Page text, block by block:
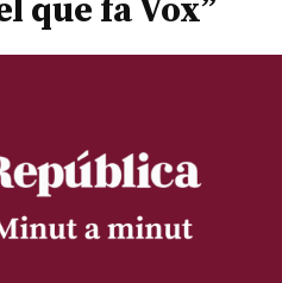
que fa Vox”